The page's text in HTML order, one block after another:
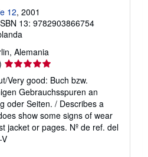
12, 2001
13: 9782903866754
Alemania
Calificación
del
vendedor:
5
de
5
estrellas
Very good: Buch bzw.
Gebrauchsspuren an
oder Seiten. / Describes a
show some signs of wear
jacket or pages. Nº de ref. del